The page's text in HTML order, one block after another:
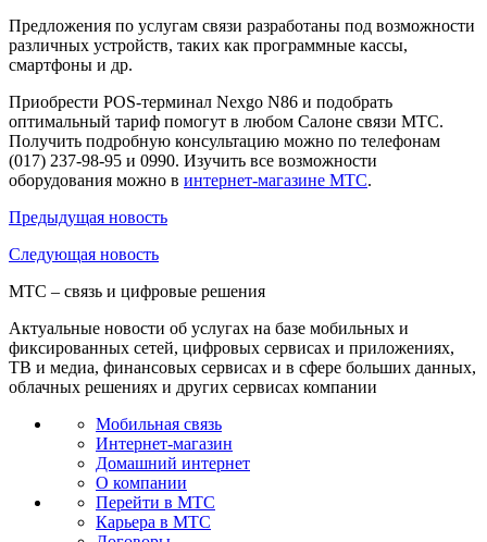
Предложения по услугам связи разработаны под возможности
различных устройств, таких как программные кассы,
смартфоны и др.
Приобрести POS-терминал Nexgo N86 и подобрать
оптимальный тариф помогут в любом Салоне связи МТС.
Получить подробную консультацию можно по телефонам
(017) 237-98-95 и 0990. Изучить все возможности
оборудования можно в интернет-магазине МТС.
Предыдущая новость
Следующая новость
МТС – связь и цифровые решения
Актуальные новости об услугах на базе мобильных и
фиксированных сетей, цифровых сервисах и приложениях,
ТВ и медиа, финансовых сервисах и в сфере больших данных,
облачных решениях и других сервисах компании
Мобильная связь
Интернет-магазин
Домашний интернет
О компании
Перейти в МТС
Карьера в МТС